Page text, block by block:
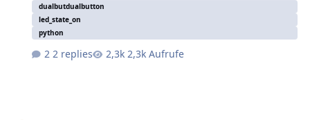
dualbutdualbutton
led_state_on
python
2 replies 2,3k Aufrufe